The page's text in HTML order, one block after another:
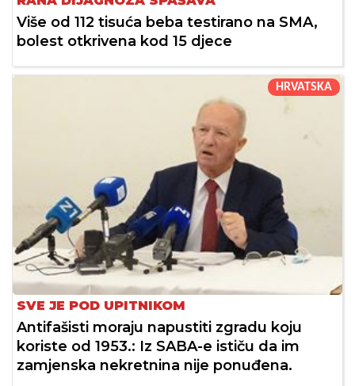
Više od 112 tisuća beba testirano na SMA,
bolest otkrivena kod 15 djece
HRVATSKA
SVE JE POD UPITNIKOM
Antifašisti moraju napustiti zgradu koju
koriste od 1953.: Iz SABA-e ističu da im
zamjenska nekretnina nije ponuđena.